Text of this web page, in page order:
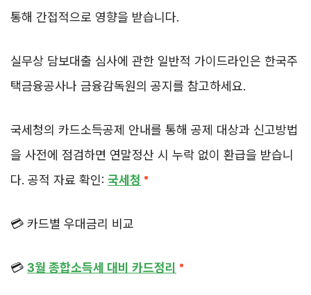
통해 간접적으로 영향을 받습니다.
실무상 담보대출 심사에 관한 일반적 가이드라인은 한국주
택금융공사나 금융감독원의 공지를 참고하세요.
국세청의 카드소득공제 안내를 통해 공제 대상과 신고방법
을 사전에 점검하면 연말정산 시 누락 없이 환급을 받습니
다. 공적 자료 확인: 국세청
💳 카드별 우대금리 비교
💳 3월 종합소득세 대비 카드정리